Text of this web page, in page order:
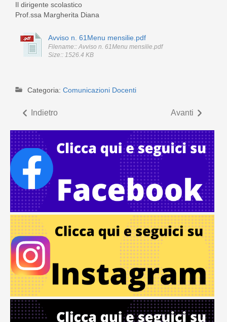
Il dirigente scolastico
Prof.ssa Margherita Diana
Avviso n. 61Menu mensilie.pdf
Filename:: Avviso n. 61Menu mensilie.pdf
Size:: 1526.4 KB
Categoria: Comunicazioni Docenti
Indietro Avanti